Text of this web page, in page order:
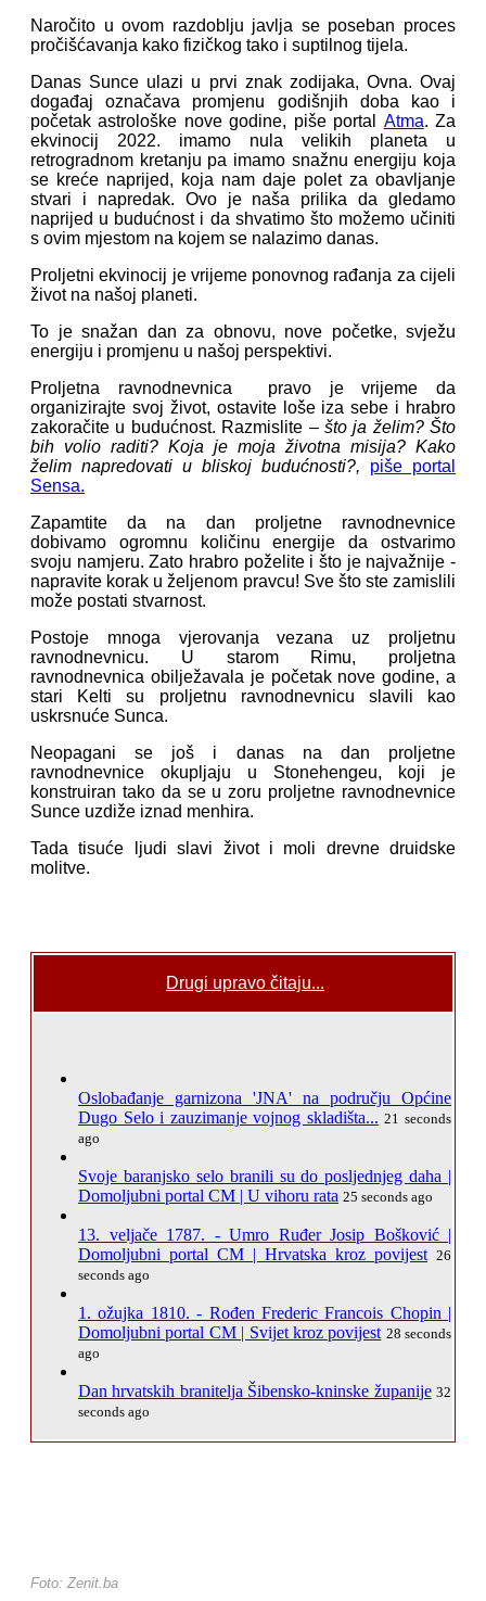
Naročito u ovom razdoblju javlja se poseban proces
pročišćavanja kako fizičkog tako i suptilnog tijela.
Danas Sunce ulazi u prvi znak zodijaka, Ovna. Ovaj
događaj označava promjenu godišnjih doba kao i
početak astrološke nove godine, piše portal Atma. Za
ekvinocij 2022. imamo nula velikih planeta u
retrogradnom kretanju pa imamo snažnu energiju koja
se kreće naprijed, koja nam daje polet za obavljanje
stvari i napredak. Ovo je naša prilika da gledamo
naprijed u budućnost i da shvatimo što možemo učiniti
s ovim mjestom na kojem se nalazimo danas.
Proljetni ekvinocij je vrijeme ponovnog rađanja za cijeli
život na našoj planeti.
To je snažan dan za obnovu, nove početke, svježu
energiju i promjenu u našoj perspektivi.
Proljetna ravnodnevnica pravo je vrijeme da
organizirajte svoj život, ostavite loše iza sebe i hrabro
zakoračite u budućnost. Razmislite – što ja želim? Što
bih volio raditi? Koja je moja životna misija? Kako
želim napredovati u bliskoj budućnosti?, piše portal
Sensa.
Zapamtite da na dan proljetne ravnodnevnice
dobivamo ogromnu količinu energije da ostvarimo
svoju namjeru. Zato hrabro poželite i što je najvažnije -
napravite korak u željenom pravcu! Sve što ste zamislili
može postati stvarnost.
Postoje mnoga vjerovanja vezana uz proljetnu
ravnodnevnicu. U starom Rimu, proljetna
ravnodnevnica obilježavala je početak nove godine, a
stari Kelti su proljetnu ravnodnevnicu slavili kao
uskrsnuće Sunca.
Neopagani se još i danas na dan proljetne
ravnodnevnice okupljaju u Stonehengeu, koji je
konstruiran tako da se u zoru proljetne ravnodnevnice
Sunce uzdiže iznad menhira.
Tada tisuće ljudi slavi život i moli drevne druidske
molitve.
Drugi upravo čitaju...
Oslobađanje garnizona 'JNA' na području Općine
Dugo Selo i zauzimanje vojnog skladišta... 21 seconds
ago
Svoje baranjsko selo branili su do posljednjeg daha |
Domoljubni portal CM | U vihoru rata 25 seconds ago
13. veljače 1787. - Umro Ruđer Josip Bošković |
Domoljubni portal CM | Hrvatska kroz povijest 26
seconds ago
1. ožujka 1810. - Rođen Frederic Francois Chopin |
Domoljubni portal CM | Svijet kroz povijest 28 seconds
ago
Dan hrvatskih branitelja Šibensko-kninske županije 32
seconds ago
Foto: Zenit.ba